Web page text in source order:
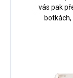
vás pak